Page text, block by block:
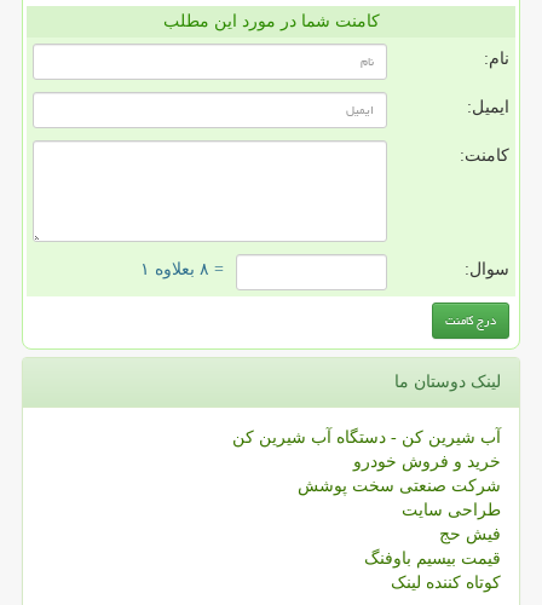
کامنت شما در مورد این مطلب
نام:
ایمیل:
کامنت:
سوال: = ۸ بعلاوه ۱
لینک دوستان ما
آب شیرین کن - دستگاه آب شیرین کن
خرید و فروش خودرو
شرکت صنعتی سخت پوشش
طراحی سایت
فیش حج
قیمت بیسیم باوفنگ
کوتاه کننده لینک